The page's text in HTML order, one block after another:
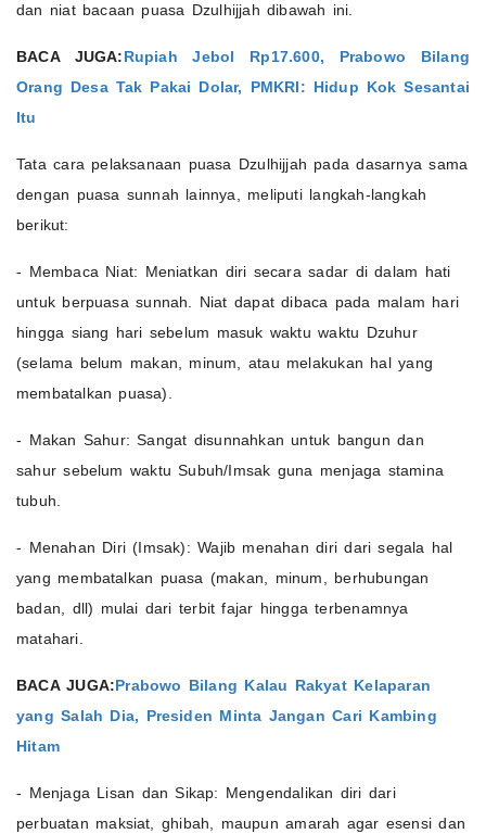
dan niat bacaan puasa Dzulhijjah dibawah ini.
BACA JUGA:Rupiah Jebol Rp17.600, Prabowo Bilang
Orang Desa Tak Pakai Dolar, PMKRI: Hidup Kok Sesantai
Itu
Tata cara pelaksanaan puasa Dzulhijjah pada dasarnya sama
dengan puasa sunnah lainnya, meliputi langkah-langkah
berikut:
- Membaca Niat: Meniatkan diri secara sadar di dalam hati
untuk berpuasa sunnah. Niat dapat dibaca pada malam hari
hingga siang hari sebelum masuk waktu waktu Dzuhur
(selama belum makan, minum, atau melakukan hal yang
membatalkan puasa).
- Makan Sahur: Sangat disunnahkan untuk bangun dan
sahur sebelum waktu Subuh/Imsak guna menjaga stamina
tubuh.
- Menahan Diri (Imsak): Wajib menahan diri dari segala hal
yang membatalkan puasa (makan, minum, berhubungan
badan, dll) mulai dari terbit fajar hingga terbenamnya
matahari.
BACA JUGA:Prabowo Bilang Kalau Rakyat Kelaparan
yang Salah Dia, Presiden Minta Jangan Cari Kambing
Hitam
- Menjaga Lisan dan Sikap: Mengendalikan diri dari
perbuatan maksiat, ghibah, maupun amarah agar esensi dan